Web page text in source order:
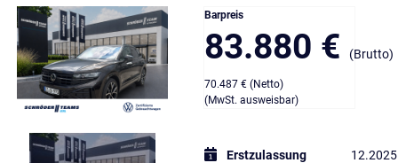
Barpreis
83.880 € (Brutto)
70.487 € (Netto)
(MwSt. ausweisbar)
Erstzulassung
12.2025